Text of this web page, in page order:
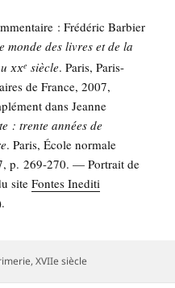
: Fré­dé­ric Bar­bier
monde des livres et de la
xxe siècle. Paris, Paris-
de France, 2007,
dans Jeanne
: trente années de
. Paris, École nor­male
p. 269-270. — Por­trait de
siteFontes Inedi­ti
,XVIIe siècle